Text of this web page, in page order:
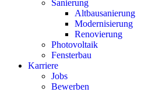
Sanierung
Altbausanierung
Modernisierung
Renovierung
Photovoltaik
Fensterbau
Karriere
Jobs
Bewerben